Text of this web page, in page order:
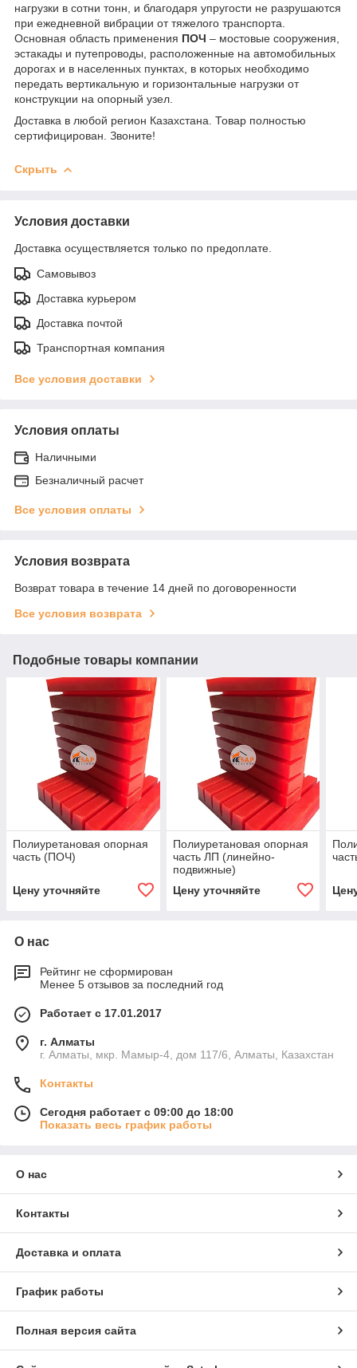
нагрузки в сотни тонн, и благодаря упругости не разрушаются
при ежедневной вибрации от тяжелого транспорта.
Основная область применения ПОЧ – мостовые сооружения,
эстакады и путепроводы, расположенные на автомобильных
дорогах и в населенных пунктах, в которых необходимо
передать вертикальную и горизонтальные нагрузки от
конструкции на опорный узел.
Доставка в любой регион Казахстана. Товар полностью
сертифицирован. Звоните!
Скрыть
Условия доставки
Доставка осуществляется только по предоплате.
Самовывоз
Доставка курьером
Доставка почтой
Транспортная компания
Все условия доставки
Условия оплаты
Наличными
Безналичный расчет
Все условия оплаты
Условия возврата
Возврат товара в течение 14 дней по договоренности
Все условия возврата
Подобные товары компании
Полиуретановая опорная
часть (ПОЧ)
Цену уточняйте
Полиуретановая опорная
часть ЛП (линейно-
подвижные)
Цену уточняйте
О нас
Рейтинг не сформирован
Менее 5 отзывов за последний год
Работает с 17.01.2017
г. Алматы
г. Алматы, мкр. Мамыр-4, дом 117/6, Алматы, Казахстан
Контакты
Сегодня работает с 09:00 до 18:00
Показать весь график работы
О нас
Контакты
Доставка и оплата
График работы
Полная версия сайта